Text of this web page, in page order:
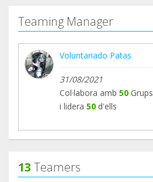
Teaming Manager
Voluntariado Patas
31/08/2021
Col·labora amb 50 Grups
i lidera 50 d'ells
13 Teamers